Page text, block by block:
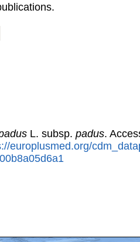
L. subsp. padus.
europlusmed.org/